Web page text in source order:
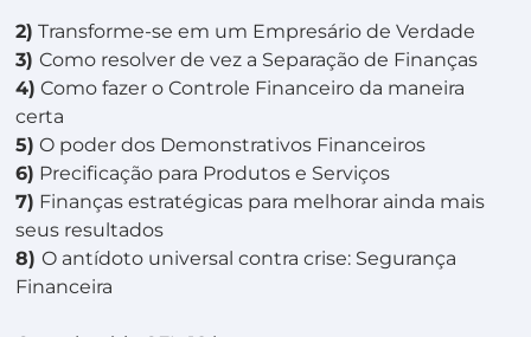
2) Transforme-se em um Empresário de Verdade
3)Como resolver de vez a Separação de Finanças
4) Como fazer o Controle Financeiro da maneira
certa
5) O poder dos Demonstrativos Financeiros
6) Precificação para Produtos e Serviços
7) Finanças estratégicas para melhorar ainda mais
seus resultados
8)O antídoto universal contra crise: Segurança
Financeira